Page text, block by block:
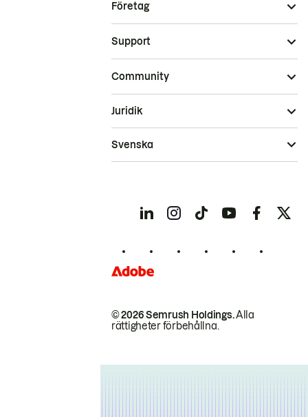
Företag
Support
Community
© 2026 Semrush Holdings.Alla
rättigheter förbehållna.
Juridik
Svenska